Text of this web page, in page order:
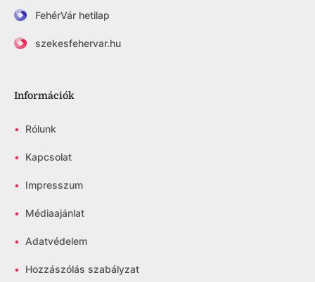
FehérVár hetilap
szekesfehervar.hu
Információk
• Rólunk
• Kapcsolat
• Impresszum
• Médiaajánlat
• Adatvédelem
• Hozzászólás szabályzat